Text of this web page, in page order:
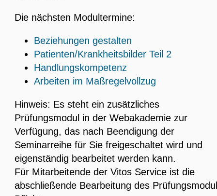
Die nächsten Modultermine:
Beziehungen gestalten
Patienten/Krankheitsbilder Teil 2
Handlungskompetenz
Arbeiten im Maßregelvollzug
Hinweis: Es steht ein zusätzliches
Prüfungsmodul in der Webakademie zur
Verfügung, das nach Beendigung der
Seminarreihe für Sie freigeschaltet wird und
eigenständig bearbeitet werden kann.
Für Mitarbeitende der Vitos Service ist die
abschließende Bearbeitung des